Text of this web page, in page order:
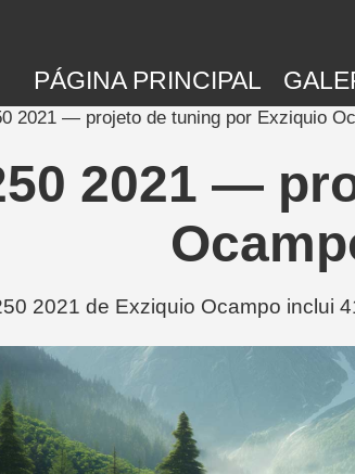
PÁGINA PRINCIPAL
2021 — projeto de tuning por Exziquio
2021 —
2021 de Exziquio Ocampo inclui